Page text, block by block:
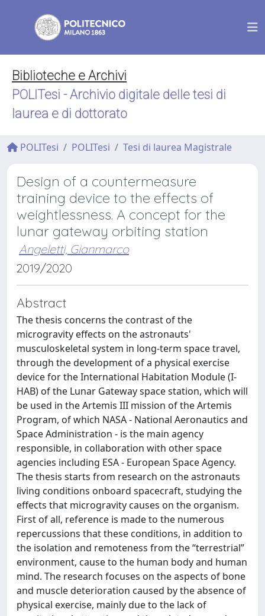
Biblioteche e Archivi
POLITesi - Archivio digitale delle tesi di
laurea e di dottorato
POLITesi POLITesi Tesi di laurea Magistrale
Design of a countermeasure
training device to the effects of
weightlessness. A concept for the
lunar gateway orbiting station
Angeletti, Gianmarco
2019/2020
Abstract
The thesis concerns the contrast of the
microgravity effects on the astronauts'
musculoskeletal system in long-term space travel,
through the development of a physical exercise
device for the International Habitation Module (I-
HAB) of the Lunar Gateway space station, which will
be used in the Artemis III mission of the Artemis
Program, of which NASA - National Aeronautics and
Space Administration - is the main agency
responsible, in collaboration with other space
agencies including ESA - European Space Agency.
The thesis starts from research on the astronauts
living conditions onboard spacecraft, studying the
effects that microgravity causes on the organism.
First of all, reference is made to the numerous
repercussions that these conditions, in addition to
the isolation and remoteness from the “terrestrial”
environment, cause to the human body and human
mind. The research focuses on the aspects of bone
and muscle deterioration caused by the absence of
physical exercise, mainly due to the lack of